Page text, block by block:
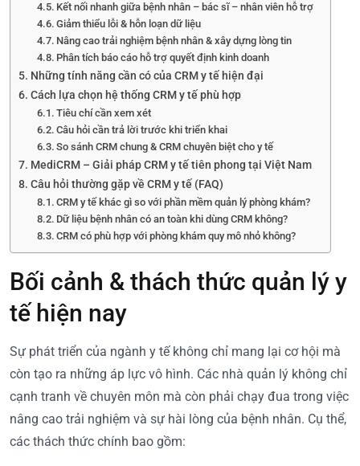
Kết nối nhanh giữa bệnh nhân – bác sĩ – nhân viên hỗ trợ
Giảm thiểu lỗi & hỗn loạn dữ liệu
Nâng cao trải nghiệm bệnh nhân & xây dựng lòng tin
Phân tích báo cáo hỗ trợ quyết định kinh doanh
Những tính năng cần có của CRM y tế hiện đại
Cách lựa chọn hệ thống CRM y tế phù hợp
Tiêu chí cần xem xét
Câu hỏi cần trả lời trước khi triển khai
So sánh CRM chung & CRM chuyên biệt cho y tế
MediCRM – Giải pháp CRM y tế tiên phong tại Việt Nam
Câu hỏi thường gặp về CRM y tế (FAQ)
CRM y tế khác gì so với phần mềm quản lý phòng khám?
Dữ liệu bệnh nhân có an toàn khi dùng CRM không?
CRM có phù hợp với phòng khám quy mô nhỏ không?
Bối cảnh & thách thức quản lý y
tế hiện nay
Sự phát triển của ngành y tế không chỉ mang lại cơ hội mà
còn tạo ra những áp lực vô hình. Các nhà quản lý không chỉ
cạnh tranh về chuyên môn mà còn phải chạy đua trong việc
nâng cao trải nghiệm và sự hài lòng của bệnh nhân. Cụ thể,
các thách thức chính bao gồm: